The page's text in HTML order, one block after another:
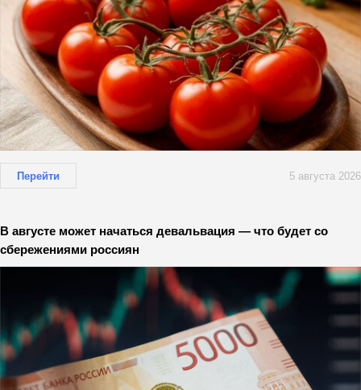
Перейти 5 августа 2026
В августе может начаться девальвация — что будет со
сбережениями россиян